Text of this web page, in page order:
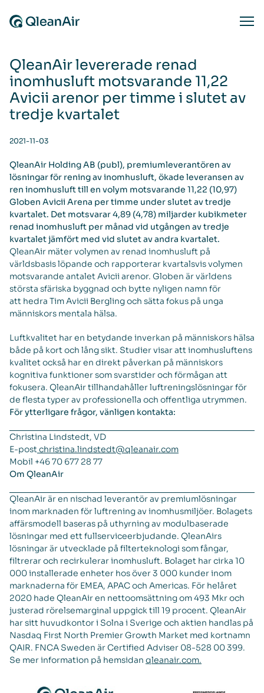
QleanAir levererade renad
inomhusluft motsvarande 11,22
Avicii arenor per timme i slutet av
tredje kvartalet
2021-11-03
QleanAir Holding AB (publ), premiumleverantören av
lösningar för rening av inomhusluft, ökade leveransen av
ren inomhusluft till en volym motsvarande 11,22 (10,97)
Globen Avicii Arena per timme under slutet av tredje
kvartalet. Det motsvarar 4,89 (4,78) miljarder kubikmeter
renad inomhusluft per månad vid utgången av tredje
kvartalet jämfört med vid slutet av andra kvartalet.
QleanAir mäter volymen av renad inomhusluft på
världsbasis löpande och rapporterar kvartalsvis volymen
motsvarande antalet Avicii arenor. Globen är världens
största sfäriska byggnad och bytte nyligen namn för
att hedra Tim Avicii Bergling och sätta fokus på unga
människors mentala hälsa.
Luftkvalitet har en betydande inverkan på människors hälsa
både på kort och lång sikt. Studier visar att inomhusluftens
kvalitet också har en direkt påverkan på människors
kognitiva funktioner som svarstider och förmågan att
fokusera. QleanAir tillhandahåller luftreningslösningar för
de flesta typer av professionella och offentliga utrymmen.
För ytterligare frågor, vänligen kontakta:
Christina Lindstedt, VD
E-postchristina.lindstedt@qleanair.com
Mobil +46 70 677 28 77
Om QleanAir
QleanAir är en nischad leverantör av premiumlösningar
inom marknaden för luftrening av inomhusmiljöer. Bolagets
affärsmodell baseras på uthyrning av modulbaserade
lösningar med ett fullserviceerbjudande. QleanAirs
lösningar är utvecklade på filterteknologi som fångar,
filtrerar och recirkulerar inomhusluft. Bolaget har cirka 10
000 installerade enheter hos över 3 000 kunder inom
marknaderna för EMEA, APAC och Americas. För helåret
2020 hade QleanAir en nettoomsättning om 493 Mkr och
justerad rörelsemarginal uppgick till 19 procent. QleanAir
har sitt huvudkontor i Solna i Sverige och aktien handlas på
Nasdaq First North Premier Growth Market med kortnamn
QAIR. FNCA Sweden är Certified Adviser 08-528 00 399.
Se mer information på hemsidan qleanair.com.